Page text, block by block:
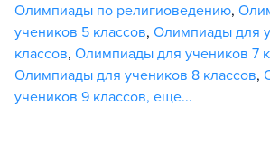
Олимпиады по религиоведению,
учеников 5 классов, Олимпиады для
классов, Олимпиады для учеников 7
Олимпиады для учеников 8 классов,
учеников 9 классов, еще...